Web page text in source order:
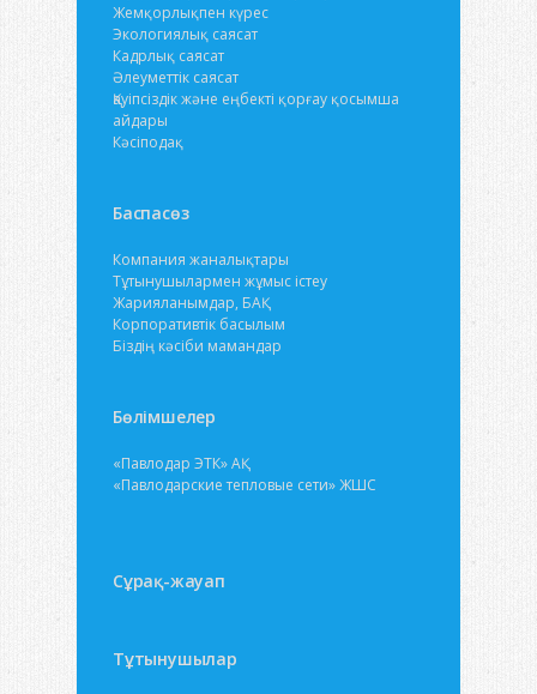
Жемқорлықпен күрес
Экологиялық саясат
Кадрлық саясат
Әлеуметтік саясат
Қауіпсіздік және еңбекті қорғау қосымша
айдары
Кәсіподақ
Баспасөз
Компания жаналықтары
Тұтынушылармен жұмыс істеу
Жарияланымдар, БАҚ
Корпоративтік басылым
Біздің кәсіби мамандар
Бөлімшелер
«Павлодар ЭТК» АҚ
«Павлодарские тепловые сети» ЖШС
Сұрақ-жауап
Тұтынушылар